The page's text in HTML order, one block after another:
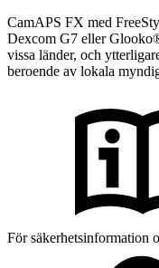
CamAPS FX med
Dexcom G7 eller
vissa länder, och
beroende av lokala
För säkerhetsinformation